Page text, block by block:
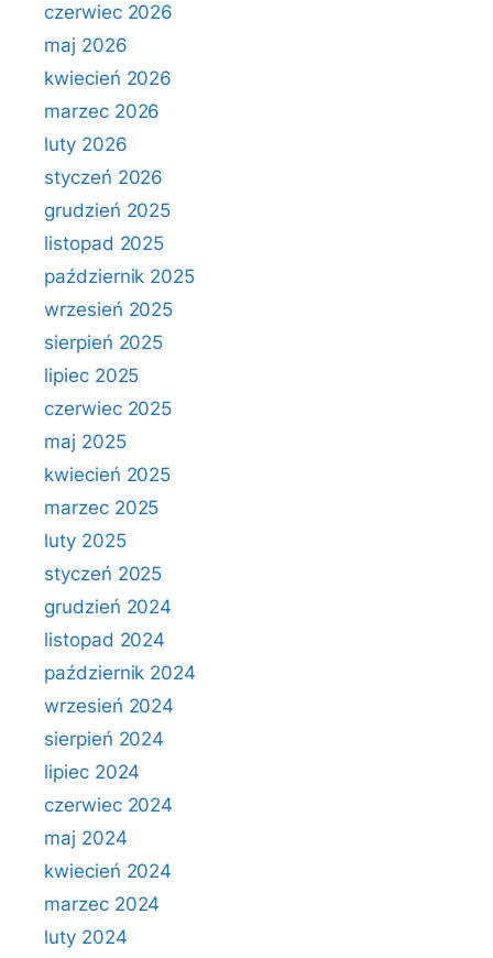
czerwiec 2026
maj 2026
kwiecień 2026
marzec 2026
luty 2026
styczeń 2026
grudzień 2025
listopad 2025
październik 2025
wrzesień 2025
sierpień 2025
lipiec 2025
czerwiec 2025
maj 2025
kwiecień 2025
marzec 2025
luty 2025
styczeń 2025
grudzień 2024
listopad 2024
październik 2024
wrzesień 2024
sierpień 2024
lipiec 2024
czerwiec 2024
maj 2024
kwiecień 2024
marzec 2024
luty 2024